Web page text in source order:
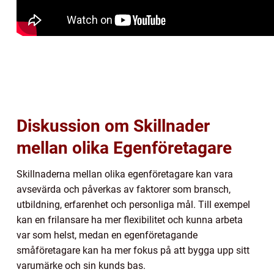
Diskussion om Skillnader
mellan olika Egenföretagare
Skillnaderna mellan olika egenföretagare kan vara
avsevärda och påverkas av faktorer som bransch,
utbildning, erfarenhet och personliga mål. Till exempel
kan en frilansare ha mer flexibilitet och kunna arbeta
var som helst, medan en egenföretagande
småföretagare kan ha mer fokus på att bygga upp sitt
varumärke och sin kunds bas.